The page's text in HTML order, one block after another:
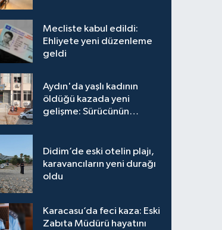
Mecliste kabul edildi:
Ehliyete yeni düzenleme
geldi
Aydın'da yaşlı kadının
öldüğü kazada yeni
gelişme: Sürücünün
Didim’de eski otelin plajı,
karavancıların yeni durağı
oldu
Karacasu’da feci kaza: Eski
Zabıta Müdürü hayatını